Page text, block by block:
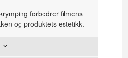
forbedrer filmens
og produktets estetikk.